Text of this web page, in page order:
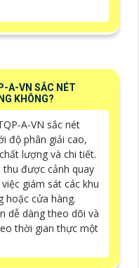
A-VN SẮC NÉT
KHÔNG?
A-VN sắc nét
độ phân giải cao,
lượng và chi tiết.
thu được cảnh quay
giám sát các khu
hoặc cửa hàng.
dễ dàng theo dõi và
thời gian thực một